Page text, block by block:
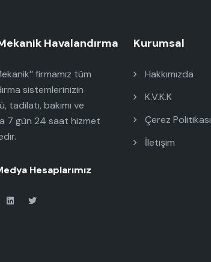
Havalandırma
firmamız tüm
sistemlerinizin
tadilatı, bakımı ve
7 gün 24 saat hizmet
Hesaplarımız
Kurumsal
Hakkımızda
K.V.K.K
Çerez Politikası
İletişim